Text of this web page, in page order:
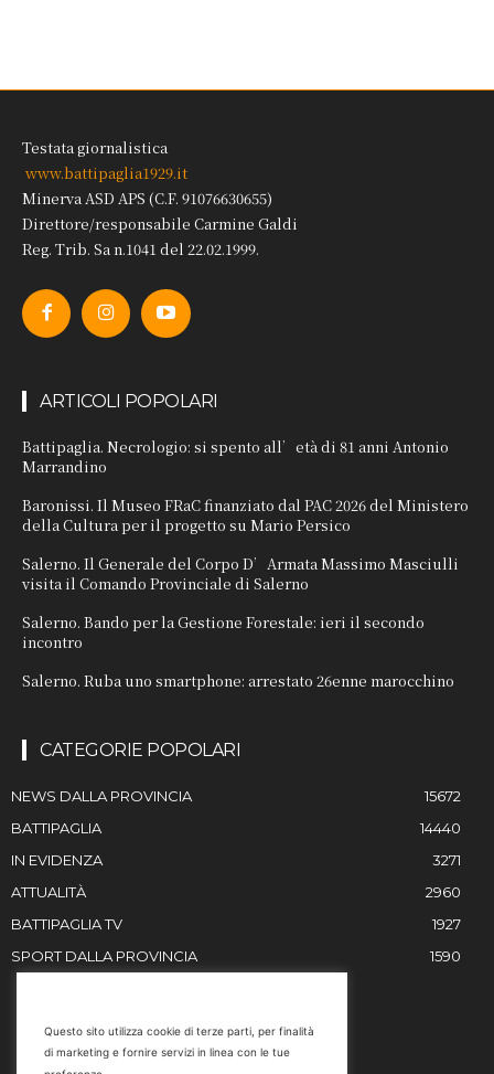
Testata giornalistica
www.battipaglia1929.it
Minerva ASD APS (C.F. 91076630655)
Direttore/responsabile Carmine Galdi
Reg. Trib. Sa n.1041 del 22.02.1999.
ARTICOLI POPOLARI
Battipaglia. Necrologio: si spento all’età di 81 anni Antonio
Marrandino
Baronissi. Il Museo FRaC finanziato dal PAC 2026 del Ministero
della Cultura per il progetto su Mario Persico
Salerno. Il Generale del Corpo D’Armata Massimo Masciulli
visita il Comando Provinciale di Salerno
Salerno. Bando per la Gestione Forestale: ieri il secondo
incontro
Salerno. Ruba uno smartphone: arrestato 26enne marocchino
CATEGORIE POPOLARI
NEWS DALLA PROVINCIA
15672
BATTIPAGLIA
14440
IN EVIDENZA
3271
ATTUALITÀ
2960
BATTIPAGLIA TV
1927
SPORT DALLA PROVINCIA
1590
Questo sito utilizza cookie di terze parti, per finalità
di marketing e fornire servizi in linea con le tue